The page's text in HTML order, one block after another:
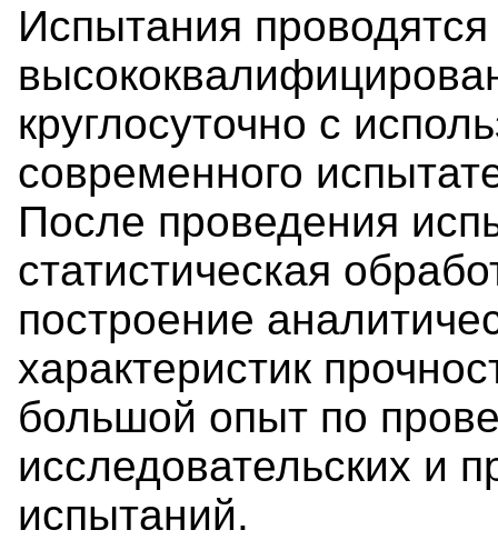
Испытания проводятся
круглосуточно с
современного
После проведения
статистическая
построение
характеристик
большой опыт по
исследовательских и
испытаний.